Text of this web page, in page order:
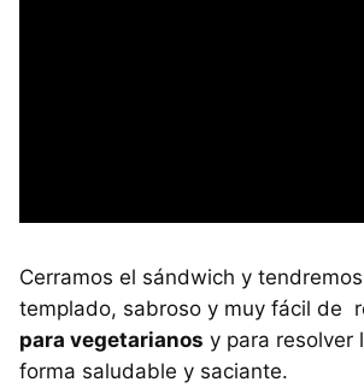
Cerramos el sándwich y
templado, sabroso y muy fácil de
para vegetarianos y para resolver
forma saludable y saciante.